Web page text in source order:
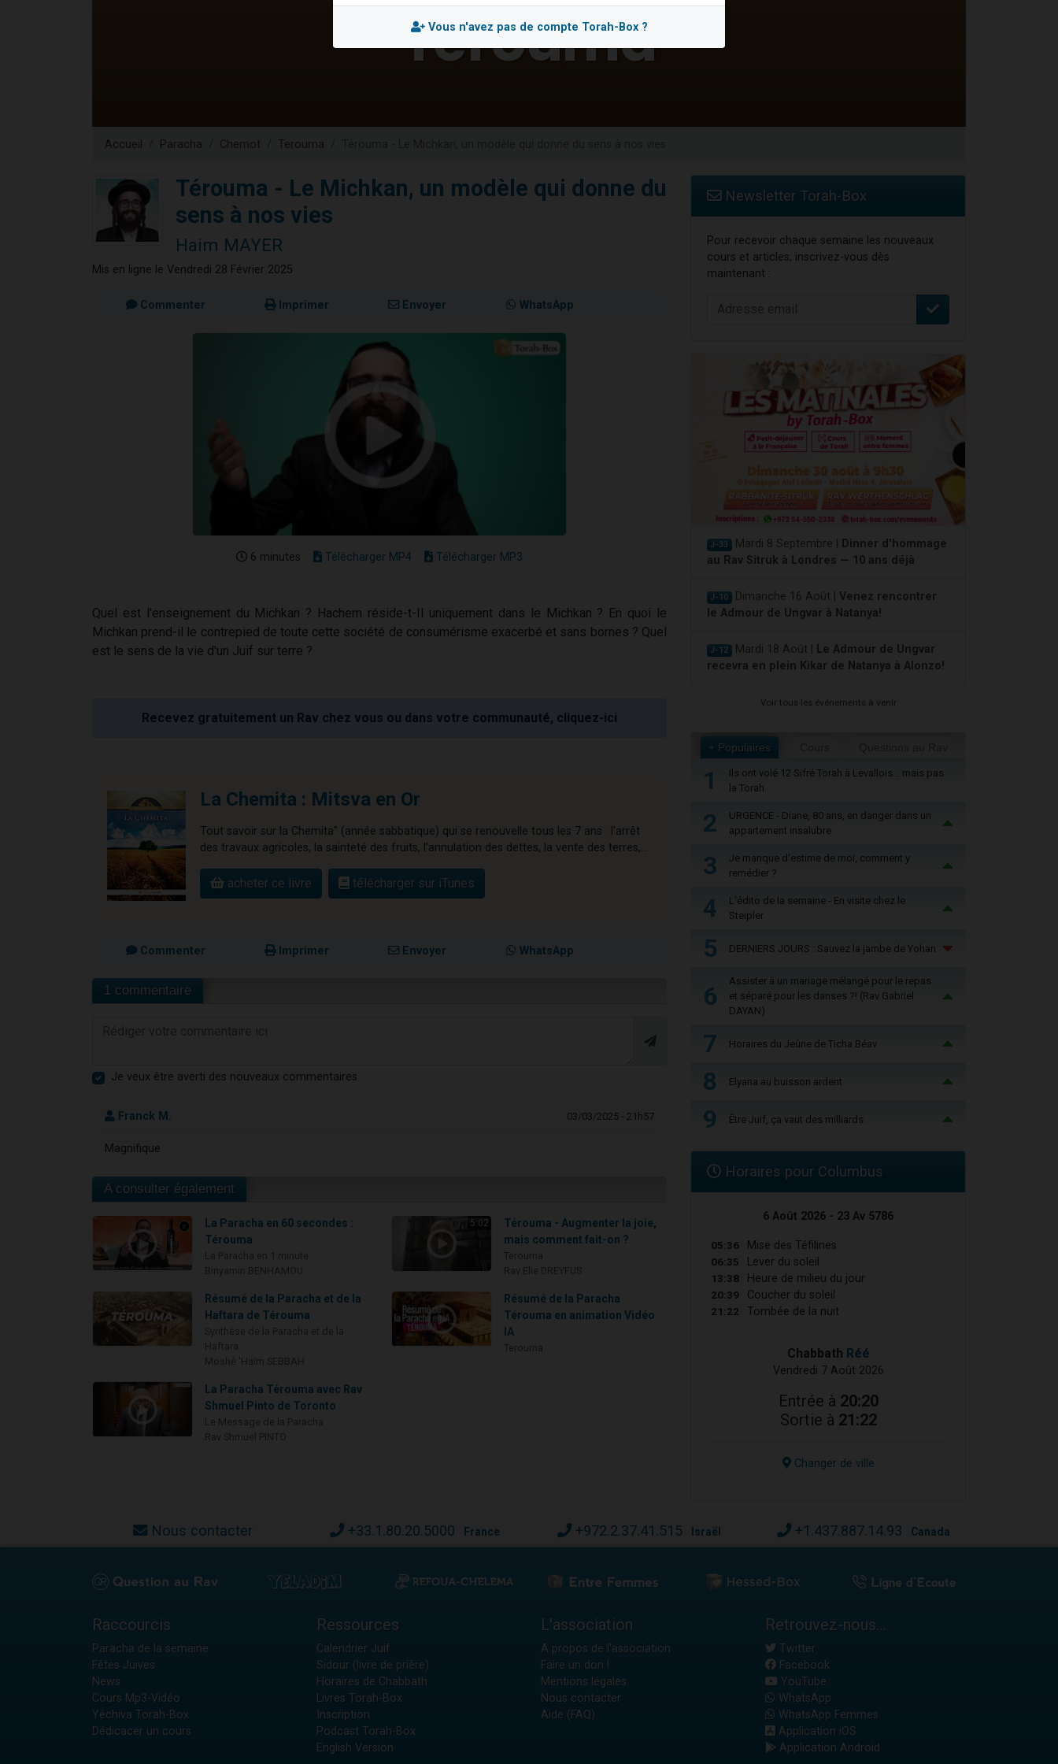
10 personnes viennent de demander une bénédiction
Accueil Paracha Chemot Terouma
Térouma - Le Michkan, un modèle qui donne du
sens à nos vies
Haim MAYER
Mis en ligne le Vendredi 28 Février 2025
Commenter Imprimer Envoyer WhatsApp
6 minutes Télécharger MP4 Télécharger MP3
Quel est l'enseignement du Michkan ? Hachem réside-t-Il uniquement dans le Michkan ? En quoi le
Michkan prend-il le contrepied de toute cette société de consumérisme exacerbé et sans bornes ? Quel
est le sens de la vie d'un Juif sur terre ?
Recevez gratuitement un Rav chez vous ou dans votre communauté, cliquez-ici
La Chemita : Mitsva en Or
Tout savoir sur la Chemita" (année sabbatique) qui se renouvelle tous les 7 ans : l'arrêt
des travaux agricoles, la sainteté des fruits, l'annulation des dettes, la vente des terres,...
acheter ce livre télécharger sur iTunes
Commenter Imprimer Envoyer WhatsApp
1 commentaire
Je veux être averti des nouveaux commentaires
Franck M. 03/03/2025 - 21h57
Magnifique
A consulter également
La Paracha en 60 secondes :
Térouma
5:02
Térouma - Augmenter la joie,
mais comment fait-on ?
Résumé de la Paracha et de la
Haftara de Térouma
Résumé de la Paracha
Térouma en animation Vidéo
IA
La Paracha Térouma avec Rav
Shmuel Pinto de Toronto
Newsletter Torah-Box
Pour recevoir chaque semaine les nouveaux
cours et articles, inscrivez-vous dès
maintenant :
J-33 Mardi 8 Septembre |
Dinner d'hommage
au Rav Sitruk à Londres — 10 ans déjà
J-10 Dimanche 16 Août | Venez rencontrer
le Admour de Ungvar à Natanya!
J-12 Mardi 18 Août |
Le Admour de Ungvar
recevra en plein Kikar de Natanya à Alonzo!
Voir tous les événements à venir
+ Populaires
1
Ils ont volé 12 Sifré Torah à Levallois… mais pas
la Torah
2
URGENCE - Diane, 80 ans, en danger dans un
appartement insalubre
3
Je manque d'estime de moi, comment y
remédier ?
4
L'édito de la semaine - En visite chez le
Steipler
5 DERNIERS JOURS : Sauvez la jambe de Yohan
6
Assister à un mariage mélangé pour le repas
et séparé pour les danses ?! (Rav Gabriel
DAYAN)
7 Horaires du Jeûne de Ticha Béav
8 Elyana au buisson ardent
9 Être Juif, ça vaut des milliards
Horaires pour Columbus
6 Août 2026 - 23 Av 5786
05:36 Mise des Téfilines
06:35 Lever du soleil
13:38 Heure de milieu du jour
20:39 Coucher du soleil
21:22 Tombée de la nuit
Chabbath Réé
Vendredi 7 Août 2026
Entrée à 20:20
Sortie à 21:22
Changer de ville
Nous contacter +33.1.80.20.5000 France +972.2.37.41.515 Israël +1.437.887.14.93 Canada
Raccourcis
Paracha de la semaine
Fêtes Juives
News
Cours Mp3-Vidéo
Yéchiva Torah-Box
Dédicacer un cours
Ressources
Calendrier Juif
Sidour (livre de prière)
Horaires de Chabbath
Livres Torah-Box
Inscription
Podcast Torah-Box
English Version
L'association
A propos de l'association
Faire un don !
Mentions légales
Nous contacter
Aide (FAQ)
Retrouvez-nous...
Twitter
Facebook
YouTube
WhatsApp
WhatsApp Femmes
Application iOS
Application Android
Vous n'avez pas de compte Torah-Box ?